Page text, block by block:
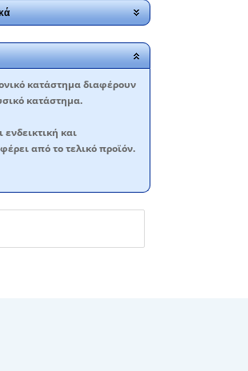
κατάστημα διαφέρουν
κατάστημα.
και
από το τελικό προϊόν.